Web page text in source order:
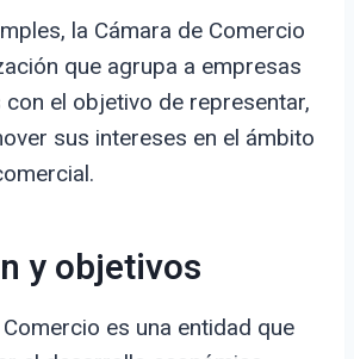
la Cámara de Comercio
que agrupa a empresas
el objetivo de representar,
sus intereses en el ámbito
y objetivos
es una entidad que